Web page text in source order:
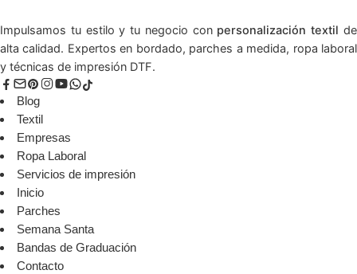
Impulsamos tu estilo y tu negocio con personalización textil de
alta calidad. Expertos en bordado, parches a medida, ropa laboral
y técnicas de impresión DTF.
Blog
Textil
Empresas
Ropa Laboral
Servicios de impresión
Inicio
Parches
Semana Santa
Bandas de Graduación
Contacto